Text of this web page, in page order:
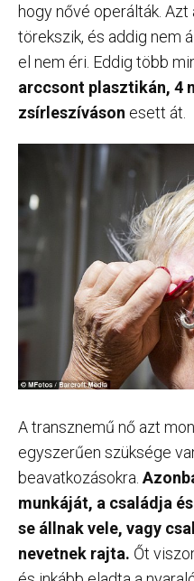
hogy nővé operálták.
törekszik, és addig nem
el nem éri. Eddig több
arccsont plasztikán, 4
zsírleszíváson esett át.
A transznemű nő azt
egyszerűen szüksége
beavatkozásokra.
munkáját, a családja
se állnak vele, vagy
nevetnek rajta. Őt